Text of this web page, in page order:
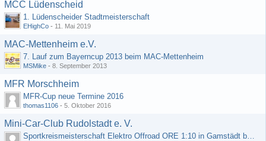
MCC Lüdenscheid
1. Lüdenscheider Stadtmeisterschaft
EHighCo - 11. Mai 2019
MAC-Mettenheim e.V.
7. Lauf zum Bayerncup 2013 beim MAC-Mettenheim
MSMike - 8. September 2013
MFR Morschheim
MFR-Cup neue Termine 2016
thomas1106 - 5. Oktober 2016
Mini-Car-Club Rudolstadt e. V.
Sportkreismeisterschaft Elektro Offroad ORE 1:10 in Gamstädt bei Erfurt, Outdoor mit Indoor Ausweichmöglichkeit!!!